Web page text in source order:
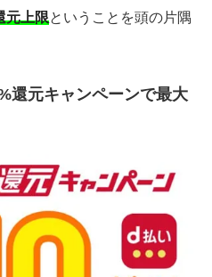
元上限ということを頭の片隅
還元キャンペーンで最大